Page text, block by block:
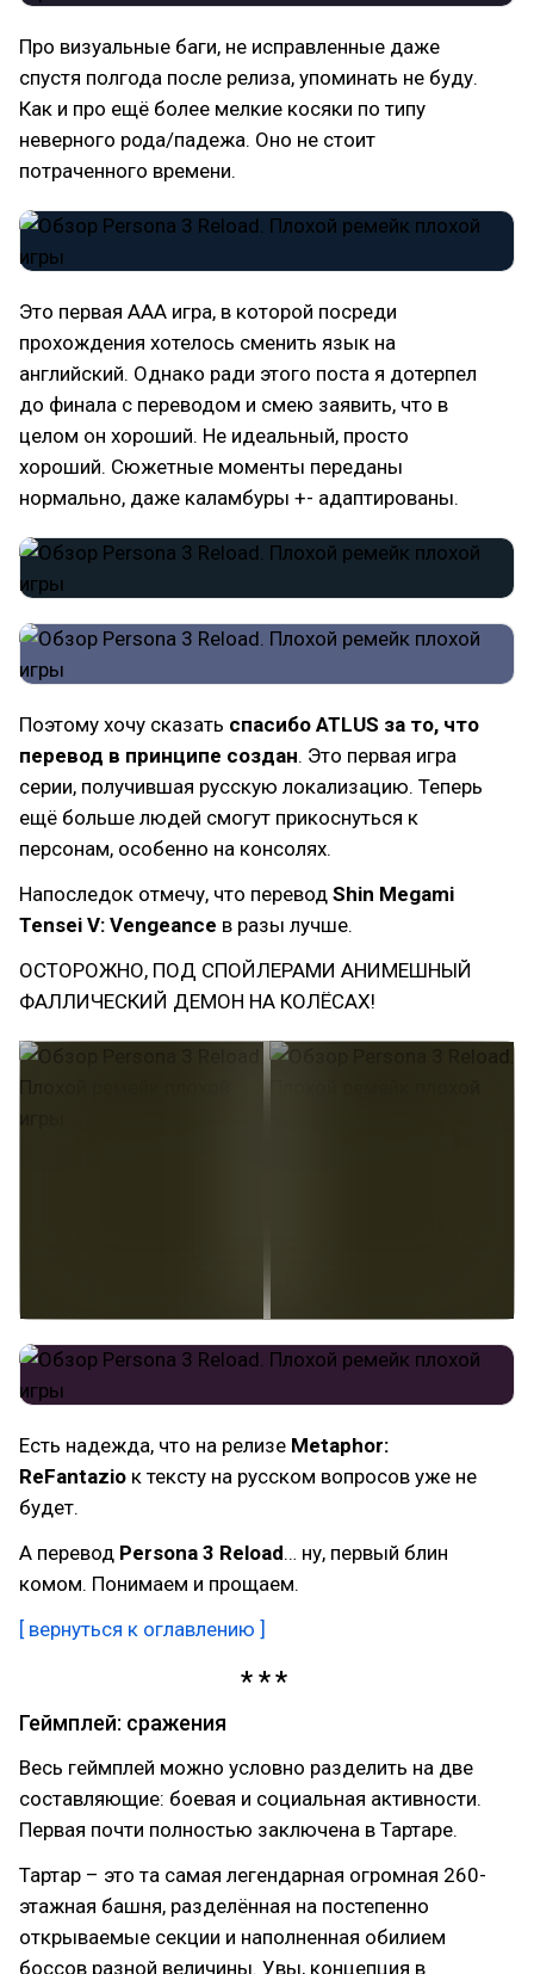
Про визуальные баги, не исправленные даже
спустя полгода после релиза, упоминать не буду.
Как и про ещё более мелкие косяки по типу
неверного рода/падежа. Оно не стоит
потраченного времени.
Это первая AAA игра, в которой посреди
прохождения хотелось сменить язык на
английский. Однако ради этого поста я дотерпел
до финала с переводом и смею заявить, что в
целом он хороший. Не идеальный, просто
хороший. Сюжетные моменты переданы
нормально, даже каламбуры +- адаптированы.
Поэтому хочу сказать спасибо ATLUS за то, что
перевод в принципе создан. Это первая игра
серии, получившая русскую локализацию. Теперь
ещё больше людей смогут прикоснуться к
персонам, особенно на консолях.
Напоследок отмечу, что перевод Shin Megami
Tensei V: Vengeance в разы лучше.
ОСТОРОЖНО, ПОД СПОЙЛЕРАМИ АНИМЕШНЫЙ
ФАЛЛИЧЕСКИЙ ДЕМОН НА КОЛЁСАХ!
Есть надежда, что на релизе Metaphor:
ReFantazio к тексту на русском вопросов уже не
будет.
А перевод Persona 3 Reload… ну, первый блин
комом. Понимаем и прощаем.
[ вернуться к оглавлению ]
Геймплей: сражения
Весь геймплей можно условно разделить на две
составляющие: боевая и социальная активности.
Первая почти полностью заключена в Тартаре.
Тартар – это та самая легендарная огромная 260-
этажная башня, разделённая на постепенно
открываемые секции и наполненная обилием
боссов разной величины. Увы, концепция в